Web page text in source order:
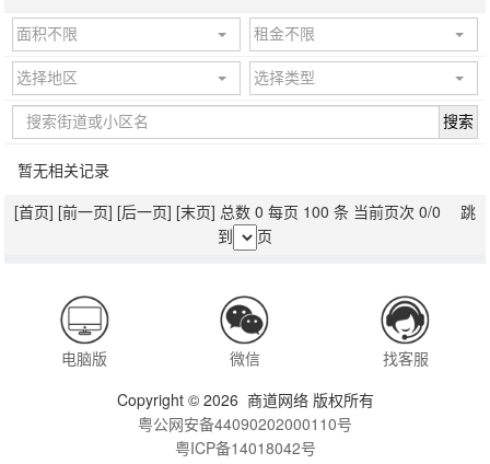
面积不限 租金不限
选择地区 选择类型
搜索
暂无相关记录
[首页] [前一页] [后一页] [末页] 总数 0 每页 100 条 当前页次 0/0 跳
到
页
电脑版 微信
找客服
Copyright © 2026 商道网络 版权所有
粤公网安备44090202000110号
粤ICP备14018042号